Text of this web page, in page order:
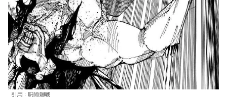
引用：呪術廻戦